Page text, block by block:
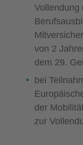
Vollendung
von 2
dem 29.
bei
der
zur